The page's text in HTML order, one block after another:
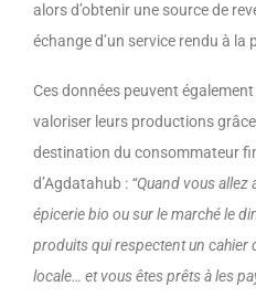
alors d’obtenir une source de
échange d’un service rendu à la
Ces données peuvent
valoriser leurs productions
destination du consommateur
d’Agdatahub : “Quand vous
épicerie bio ou sur le marché le
produits qui respectent un cahier
locale… et vous êtes prêts à les